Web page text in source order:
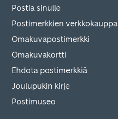
Postia sinulle
Postimerkkien verkkokauppa
Omakuvapostimerkki
Omakuvakortti
Ehdota postimerkkiä
Joulupukin kirje
Postimuseo